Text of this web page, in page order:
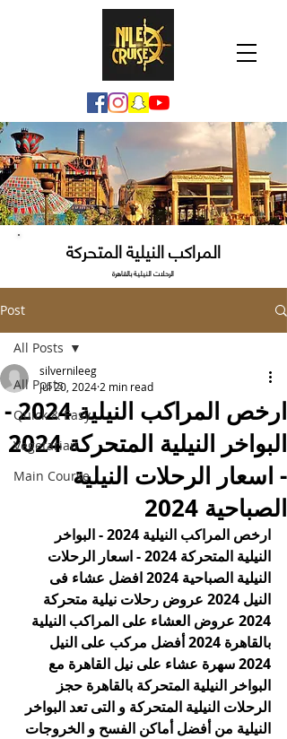
المراكب النيلية المتحركة
الرحلات النيلية بالقاهرة
Post
All Posts
Quick & Easy
Vegetarian
Main Course
All Posts
ارخص المراكب النيلية 2024 -
البواخر النيلية المتحركة 2024
- اسعار الرحلات النيلية
الصباحية 2024
silvernileeg
Jul 20, 2024 2 min read
ارخص المراكب النيلية 2024 - البواخر
النيلية المتحركة 2024 - اسعار الرحلات
النيلية الصباحية 2024 افضل عشاء فى
النيل 2024 عروض رحلات نيلية متحركة
2024 عروض العشاء على المراكب النيلية
بالقاهرة 2024 أفضل مركب على النيل
2024 سهرة عشاء على نيل القاهرة مع
البواخر النيلية المتحركة بالقاهرة حجز
الرحلات النيلية المتحركة و التى تعد البواخر
النيلية من أفضل أماكن الفسح و الخروجات